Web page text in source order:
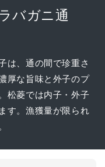
バガニ通
は、通の間で珍重さ
厚な旨味と外子のプ
松菱では内子・外子
す。漁獲量が限られ